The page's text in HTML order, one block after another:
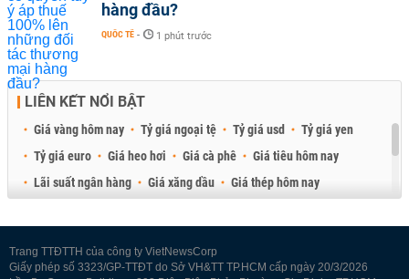
hàng đầu?
QUỐC TẾ - 1 phút trước
LIÊN KẾT NỔI BẬT
Giá vàng hôm nay Tỷ giá ngoại tệ Tỷ giá usd
Tỷ giá yen
Tỷ giá euro
Giá heo hơi Giá cà phê
Giá tiêu hôm nay
Lãi suất ngân hàng
Giá xăng dầu
Giá thép hôm nay
Trang TTĐTTH của công ty VietNewsCorp
Giấy phép số 3323/GP-TTĐT do Sở VH&TT TP.HCM cấp ngày 20/3/2026